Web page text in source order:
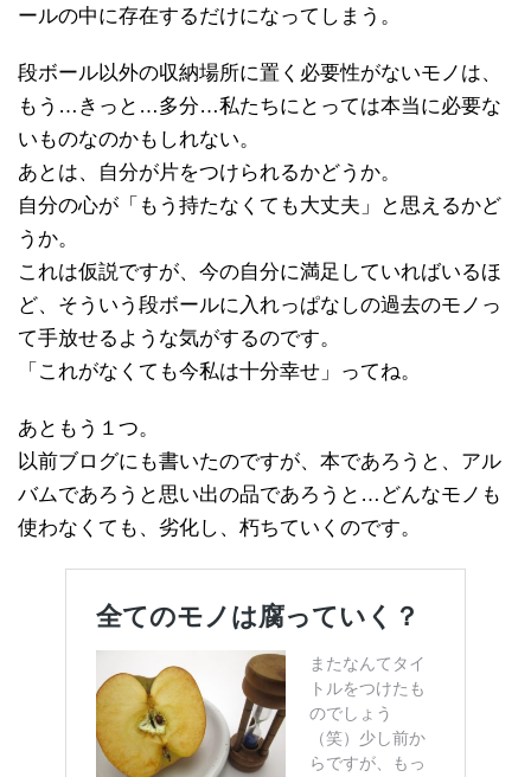
ールの中に存在するだけになってしまう。
段ボール以外の収納場所に置く必要性がないモノは、
もう…きっと…多分…私たちにとっては本当に必要な
いものなのかもしれない。
あとは、自分が片をつけられるかどうか。
自分の心が「もう持たなくても大丈夫」と思えるかど
うか。
これは仮説ですが、今の自分に満足していればいるほ
ど、そういう段ボールに入れっぱなしの過去のモノっ
て手放せるような気がするのです。
「これがなくても今私は十分幸せ」ってね。
あともう１つ。
以前ブログにも書いたのですが、本であろうと、アル
バムであろうと思い出の品であろうと…どんなモノも
使わなくても、劣化し、朽ちていくのです。